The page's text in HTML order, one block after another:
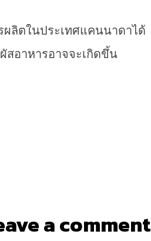
ผลิตในประเทศแคนนาดาได้
สอาหารอาจจะเกิดขึ้น
a comment